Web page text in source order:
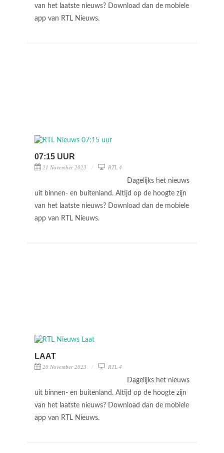
van het laatste nieuws? Download dan de mobiele
app van RTL Nieuws.
07:15 UUR
21 November 2023 RTL 4
Dagelijks het nieuws
uit binnen- en buitenland. Altijd op de hoogte zijn
van het laatste nieuws? Download dan de mobiele
app van RTL Nieuws.
LAAT
20 November 2023 RTL 4
Dagelijks het nieuws
uit binnen- en buitenland. Altijd op de hoogte zijn
van het laatste nieuws? Download dan de mobiele
app van RTL Nieuws.